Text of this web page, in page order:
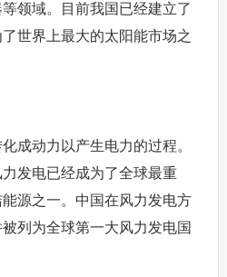
领域。目前我国已经建立了
世界上最大的太阳能市场之
成动力以产生电力的过程。
发电已经成为了全球最重
源之一。中国在风力发电方
列为全球第一大风力发电国